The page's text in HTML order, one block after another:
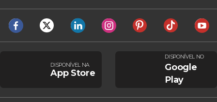
DISPONÍVEL NA
App Store
DISPONÍVEL NO
Google
Play